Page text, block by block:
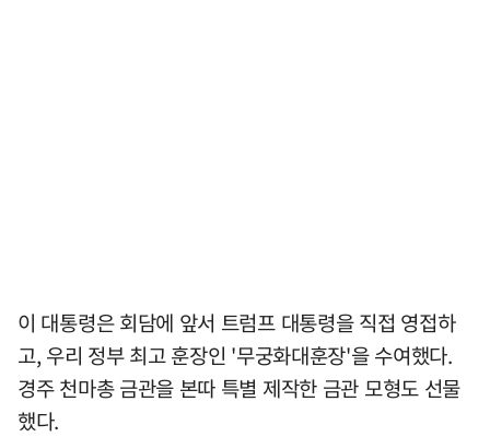
이 대통령은 회담에 앞서 트럼프 대통령을 직접 영접하
고, 우리 정부 최고 훈장인 '무궁화대훈장'을 수여했다.
경주 천마총 금관을 본따 특별 제작한 금관 모형도 선물
했다.